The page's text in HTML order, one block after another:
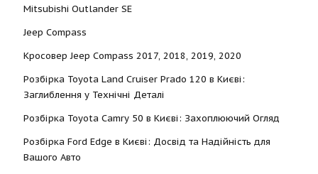
Mitsubishi Outlander SE
Jeep Compass
Кросовер Jeep Compass 2017, 2018, 2019, 2020
Розбірка Toyota Land Cruiser Prado 120 в Києві:
Заглиблення у Технічні Деталі
Розбірка Toyota Camry 50 в Києві: Захоплюючий Огляд
Розбірка Ford Edge в Києві: Досвід та Надійність для
Вашого Авто